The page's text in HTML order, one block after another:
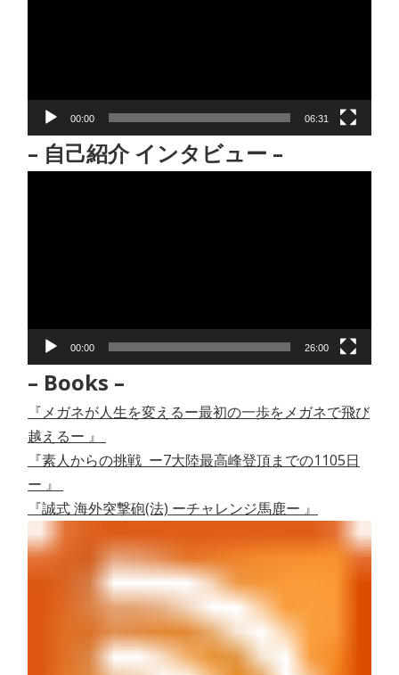
ー
00:00 06:31
– 自己紹介 インタビュー –
ー
00:00 26:00
– Books –
『メガネが人生を変えるー最初の一歩をメガネで飛び
越えるー 』
『素人からの挑戦 ー7大陸最高峰登頂までの1105日
ー 』
『誠式 海外突撃砲(法) ーチャレンジ馬鹿ー 』